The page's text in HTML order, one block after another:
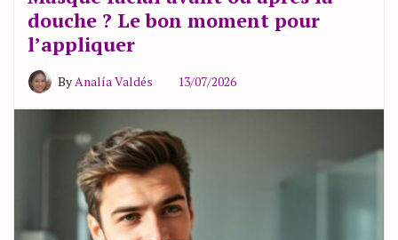
douche ? Le bon moment pour
l’appliquer
ByAnalía Valdés 13/07/2026